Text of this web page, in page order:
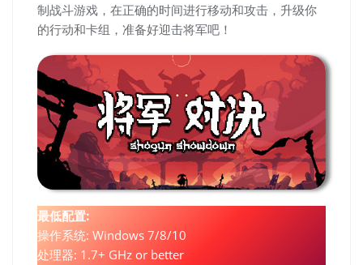
制战斗游戏，在正确的时间进行移动和攻击，升级你
的行动和卡组，准备好迎击将军吧！
最低配置:
操作系统: Windows 7/8/10
处理器: 1.7+ GHz or better